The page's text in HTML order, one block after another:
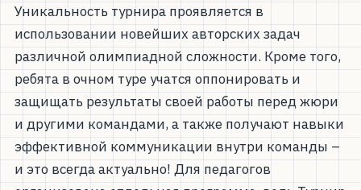
Уникальность турнира проявляется в
использовании новейших авторских задач
различной олимпиадной сложности. Кроме того,
ребята в очном туре учатся оппонировать и
защищать результаты своей работы перед жюри
и другими командами, а также получают навыки
эффективной коммуникации внутри команды –
и это всегда актуально! Для педагогов